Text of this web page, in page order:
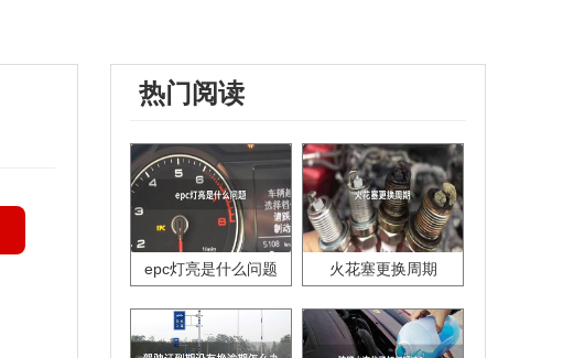
热门阅读
epc灯亮是什么问题 火花塞更换周期